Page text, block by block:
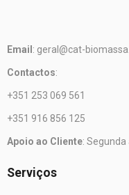
Email : geral@cat-
Contactos:
+351 253 069 561
+351 916 856 125
Apoio ao Cliente:
Serviços